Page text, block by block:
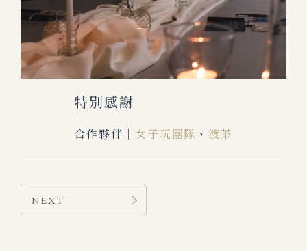
特別感謝
合作夥伴｜ 女子玩團隊 、 渡茶
NEXT